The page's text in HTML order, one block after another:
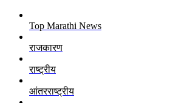
Top Marathi News
राजकारण
राष्ट्रीय
आंतरराष्ट्रीय